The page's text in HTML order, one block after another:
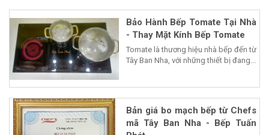
Bảo Hành Bếp Tomate Tại Nhà
- Thay Mặt Kính Bếp Tomate
Tomate là thương hiệu nhà bếp đến từ
Tây Ban Nha, với những thiết bị đang...
Bản giá bo mạch bếp từ Chefs
mã Tây Ban Nha - Bếp Tuấn